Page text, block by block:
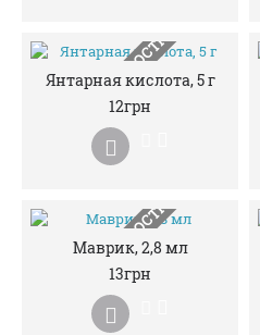
НЕМАЄ В НАЯВНОСТІ
Янтарная кислота, 5 г
12грн
НЕМАЄ В НАЯВНОСТІ
Маврик, 2,8 мл
13грн